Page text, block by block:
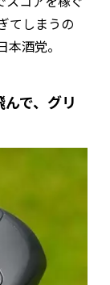
てしまうの
酒党。
で、グリ